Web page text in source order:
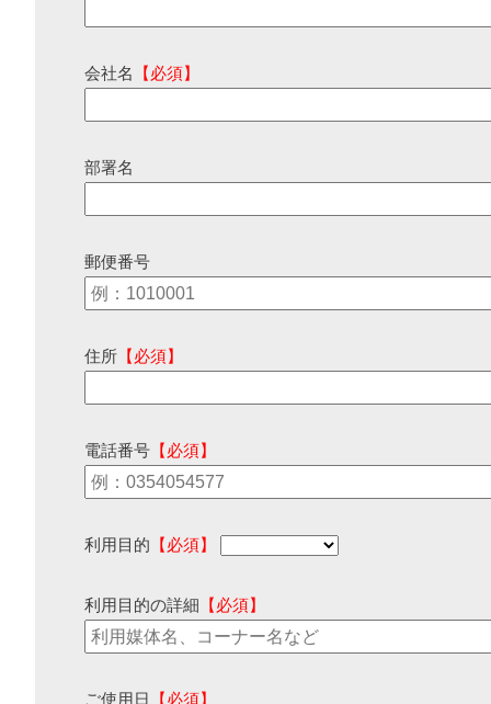
会社名 【必須】
部署名
郵便番号
住所 【必須】
電話番号 【必須】
利用目的 【必須】
利用目的の詳細 【必須】
ご使用日 【必須】